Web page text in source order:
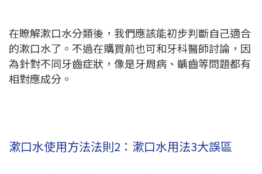
在瞭解漱口水分類後，我們應該能初步判斷自己適合
的漱口水了。不過在購買前也可和牙科醫師討論，因
為針對不同牙齒症狀，像是牙周病、齲齒等問題都有
相對應成分。
漱口水使用方法法則2：漱口水用法3大誤區